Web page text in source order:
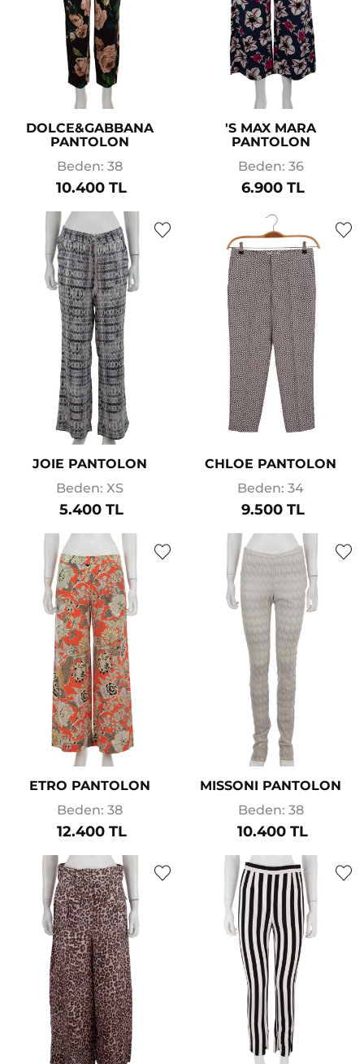
DOLCE&GABBANA
PANTOLON
Beden: 38
10.400 TL
'S MAX MARA
PANTOLON
Beden: 36
6.900 TL
JOIE PANTOLON
Beden: XS
5.400 TL
CHLOE PANTOLON
Beden: 34
9.500 TL
ETRO PANTOLON
Beden: 38
12.400 TL
MISSONI PANTOLON
Beden: 38
10.400 TL